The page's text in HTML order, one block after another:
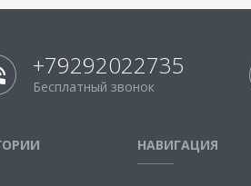
+79292022735
Бесплатный звонок
НАВИГАЦИЯ